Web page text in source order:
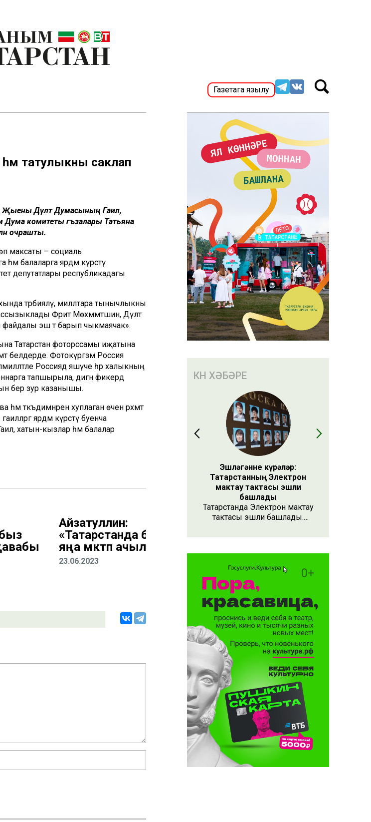
Газетага язылу
татулыкны саклап
Җыены Дәүләт Думасының Гаилә,
Дума комитеты әгъзалары Татьяна
очрашты.
максаты – социаль
балаларга ярдәм күрсәтү
депутатлары республикадагы
тәрбияләү, милләтара тынычлыкны
Фәрит Мөхәммәтшин, Дәүләт
файдалы эш тә барып чыкмаячак».
Татарстан фоторәссамы иҗатына
белдерде. Фотокүргәзмә Россия
Россиядә яшәүче һәр халыкның
тапшырыла, дигән фикердә
бер зур казанышы.
тәкъдимнәрен хуплаган өчен рәхмәт
ярдәм күрсәтү буенча
хатын-кызлар һәм балалар
Айзатуллин:
«Татарстанда быел биш
яңа мәктәп ачылачак»
23.06.2023
КӨН ХӘБӘРЕ
Эшләгәнне күрәләр:
Татарстанның Электрон
мактау тактасы эшли
башлады
Татарстанда Электрон мактау
тактасы эшли башлады.
күрсәтүнең заманча алымы
тупланган. Исемлекне ел
саен яңартып торачаклар.
Лаеклыларга исә махсус
таныклык та бирәчәкләр.